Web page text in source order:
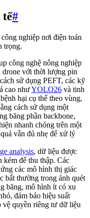
tế#
nghiệp nơi điện toán
trọng.
công nghệ nông nghiệp
drone với thời lượng pin
sử dụng PEFT, các kỹ
cao nhưYOLO26 và tinh
hại cụ thể theo vùng,
cách sử dụng một
băng phần backbone,
nhanh chóng trên một
vẫn đủ nhẹ để xử lý
analysis, dữ liệu được
kém để thu thập. Các
các mô hình thị giác
bất thường trong ảnh quét
băng, mô hình ít có xu
đảm bảo hiệu suất
vệ quyền riêng tư dữ liệu